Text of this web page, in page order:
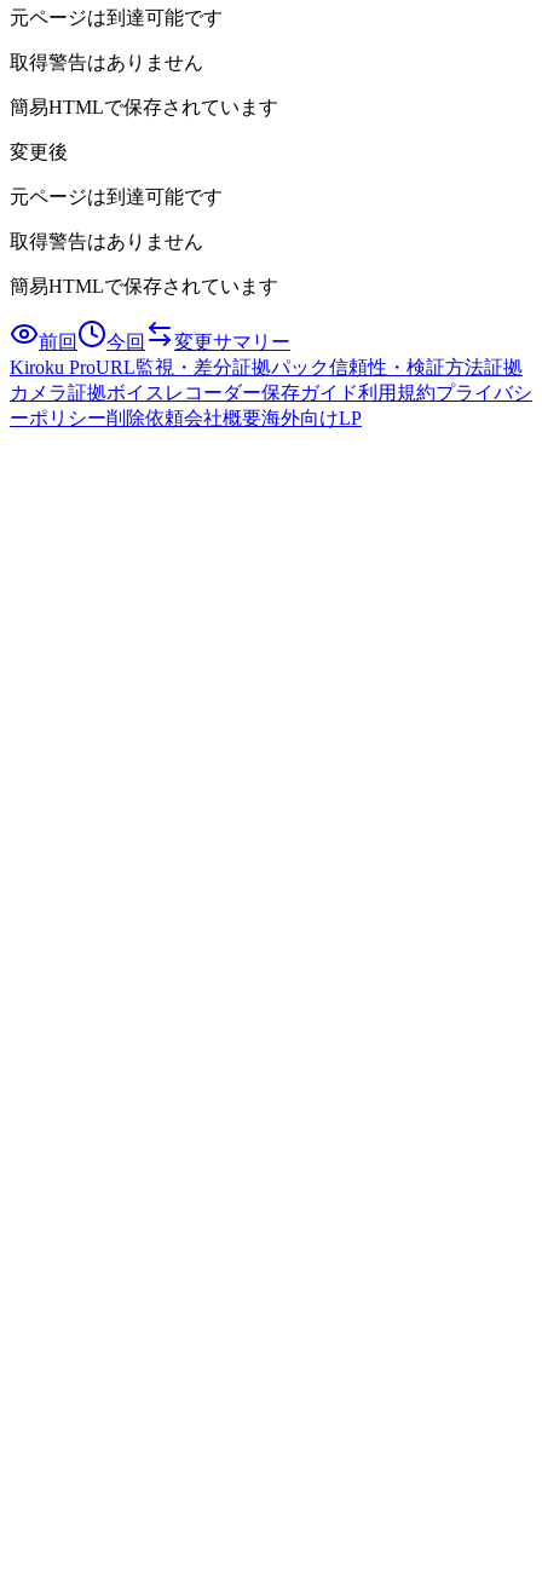
元ページは到達可能です
取得警告はありません
簡易HTMLで保存されています
変更後
元ページは到達可能です
取得警告はありません
簡易HTMLで保存されています
前回 今回
変更サマリー
Kiroku ProURL監視・差分証拠パック信頼性・検証方法証拠
カメラ証拠ボイスレコーダー保存ガイド利用規約プライバシ
ーポリシー削除依頼会社概要海外向けLP